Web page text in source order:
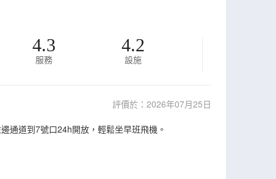
4.3
服務
4.2
設施
評價於：2026年07月25日
通道到7號口24h開放，輕鬆坐早班飛機。